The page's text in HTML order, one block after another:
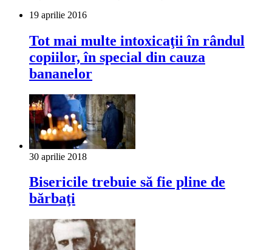
19 aprilie 2016
Tot mai multe intoxicaţii în rândul
copiilor, în special din cauza
bananelor
30 aprilie 2018
Bisericile trebuie să fie pline de
bărbaţi